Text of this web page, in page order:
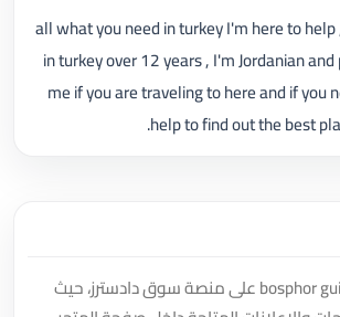
all what you need in turkey I'm here to
in turkey over 12 years , I'm Jordanian
me if you are traveling to here and if you
help to find out the best
تعرّف على متجر bosphor guide على منصة سوق دادسترز، حيث